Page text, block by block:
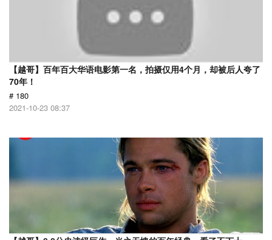
【越哥】百年百大华语电影第一名，拍摄仅用4个月，却被后人夸了
70年！
# 180
2021-10-23 08:37